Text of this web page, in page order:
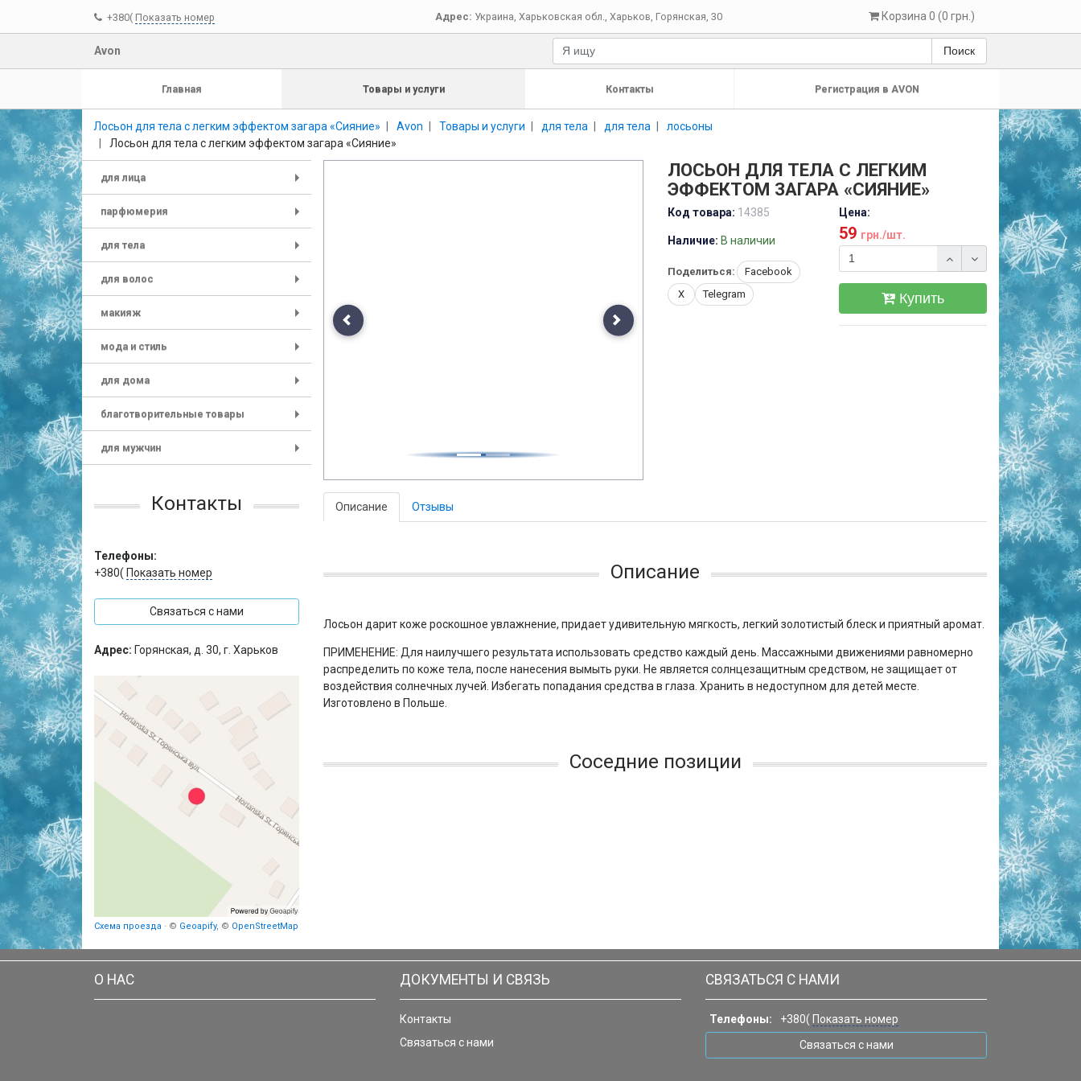
+380( Показать номер Адрес: Украина Харьковская обл. Харьков Горянская, 30 Корзина 0 (0 грн.)
Avon Поиск
Главная Товары и услуги Контакты Регистрация в AVON
Лосьон для тела с легким эффектом загара «Сияние» Avon Товары и услуги для тела для тела
лосьоны
Лосьон для тела с легким эффектом загара «Сияние»
для лица
парфюмерия
для тела
для волос
макияж
мода и стиль
для дома
благотворительные товары
для мужчин
Контакты
Телефоны:
+380( Показать номер
Связаться с нами
Адрес: Горянская, д. 30, г. Харьков
Схема проезда · © Geoapify, © OpenStreetMap
Previous Next
ЛОСЬОН ДЛЯ ТЕЛА С ЛЕГКИМ
ЭФФЕКТОМ ЗАГАРА «СИЯНИЕ»
Код товара: 14385
Наличие: В наличии
Поделиться:
Facebook
X
Telegram
Цена:
59 грн./шт.
Купить
Описание Отзывы
Описание
Лосьон дарит коже роскошное увлажнение, придает удивительную мягкость, легкий золотистый блеск и приятный аромат.
ПРИМЕНЕНИЕ: Для наилучшего результата использовать средство каждый день. Массажными движениями равномерно
распределить по коже тела, после нанесения вымыть руки. Не является солнцезащитным средством, не защищает от
воздействия солнечных лучей. Избегать попадания средства в глаза. Хранить в недоступном для детей месте.
Изготовлено в Польше.
Соседние позиции
О НАС ДОКУМЕНТЫ И СВЯЗЬ
Контакты
Связаться с нами
СВЯЗАТЬСЯ С НАМИ
Телефоны: +380( Показать номер
Связаться с нами